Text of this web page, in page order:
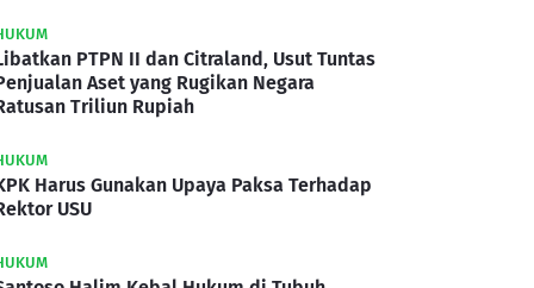
PTPN II dan Citraland, Usut Tuntas
Aset yang Rugikan Negara
Triliun Rupiah
Harus Gunakan Upaya Paksa Terhadap
USU